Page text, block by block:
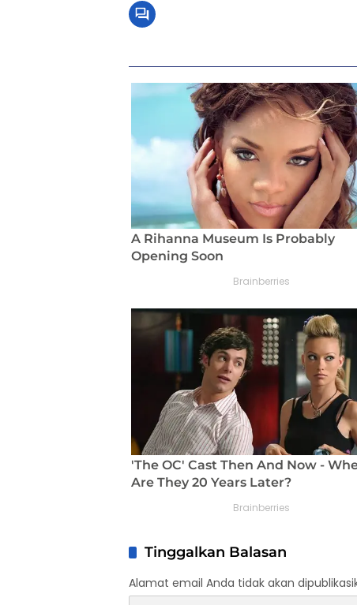
Tinggalkan Balasan
Alamat email Anda tidak akan